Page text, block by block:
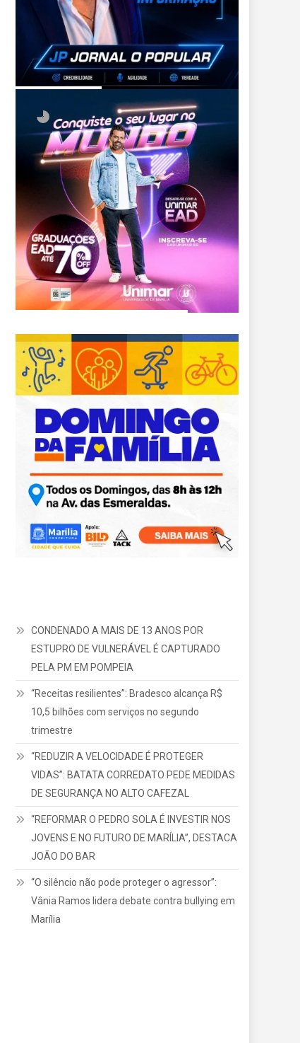
CONDENADO A MAIS DE 13 ANOS POR
ESTUPRO DE VULNERÁVEL É CAPTURADO
PELA PM EM POMPEIA
“Receitas resilientes”: Bradesco alcança R$
10,5 bilhões com serviços no segundo
trimestre
“REDUZIR A VELOCIDADE É PROTEGER
VIDAS”: BATATA CORREDATO PEDE MEDIDAS
DE SEGURANÇA NO ALTO CAFEZAL
“REFORMAR O PEDRO SOLA É INVESTIR NOS
JOVENS E NO FUTURO DE MARÍLIA”, DESTACA
JOÃO DO BAR
“O silêncio não pode proteger o agressor”:
Vânia Ramos lidera debate contra bullying em
Marília